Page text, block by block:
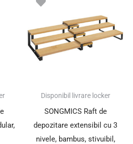
Disponibil livrare locker
SONGMICS Raft de
depozitare extensibil cu 3
nivele, bambus, stivuibil,